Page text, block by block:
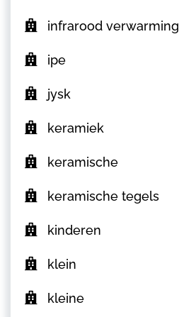
infrarood verwarming
ipe
jysk
keramiek
keramische
keramische tegels
kinderen
klein
kleine